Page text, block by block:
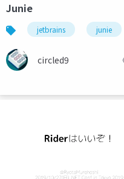
Junie
jetbrains junie
circled9